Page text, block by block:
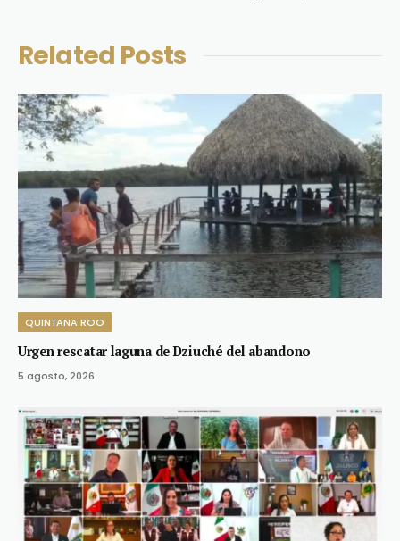
Related Posts
QUINTANA ROO
Urgen rescatar laguna de Dziuché del abandono
5 agosto, 2026